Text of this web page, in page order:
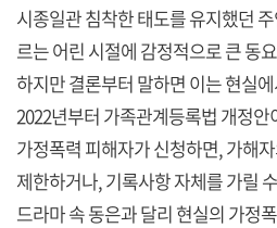
시종일관 침착한 태도를 유지했던
르는 어린 시절에 감정적으로 큰 동
하지만 결론부터 말하면 이는 현실
2022년부터 가족관계등록법 개정
가정폭력 피해자가 신청하면, 가해
제한하거나, 기록사항 자체를 가릴
드라마 속 동은과 달리 현실의 가정